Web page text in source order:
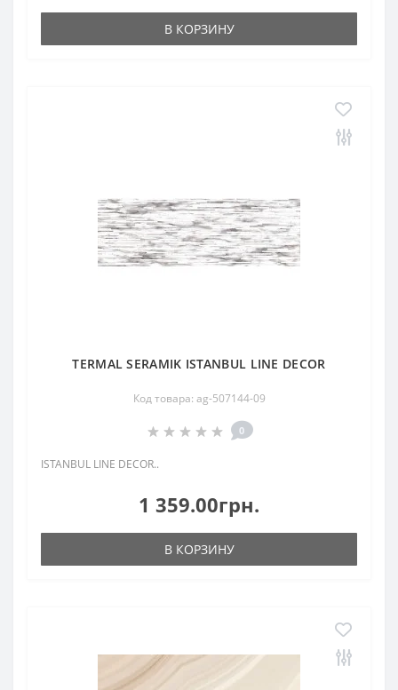
В КОРЗИНУ
TERMAL SERAMIK ISTANBUL LINE DECOR
Код товара: ag-507144-09
0
ISTANBUL LINE DECOR..
1 359.00грн.
В КОРЗИНУ